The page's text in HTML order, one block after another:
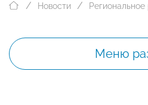
Новости Региональное
Меню